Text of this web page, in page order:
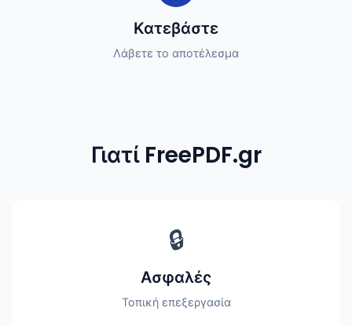
Κατεβάστε
Λάβετε το αποτέλεσμα
Γιατί FreePDF.gr
🔒
Ασφαλές
Τοπική επεξεργασία